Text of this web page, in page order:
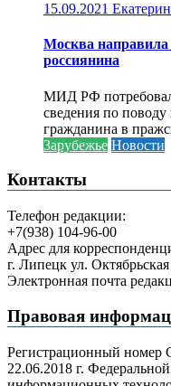
15.09.2021
Москва направила
россиянина
МИД РФ потребовал
сведения по
гражданина в
Зарубежье Новости
Контакты
Телефон редакции:
+7(938) 104-96-00
Адрес для
г. Липецк ул.
Электронная почта
Правовая
Регистрационный
22.06.2018 г.